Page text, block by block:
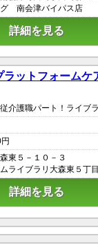
南会津バイパス店
詳細を見る
ットフォームケ
介護職パート！ライブ
東５－１０－３
ライブラリ大森東５丁目
詳細を見る